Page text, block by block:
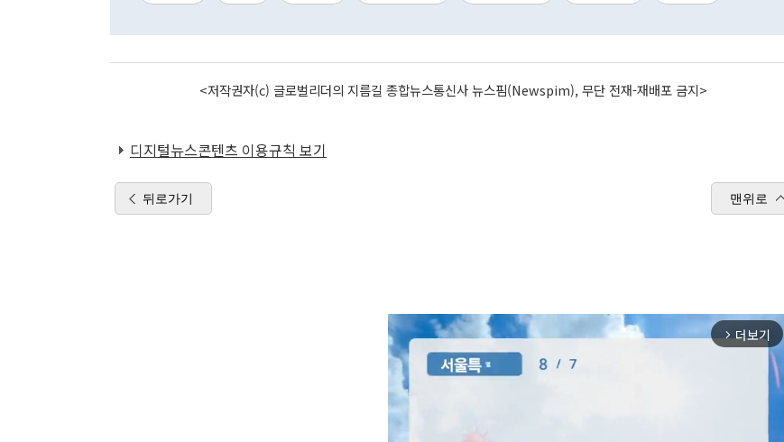
<저작권자(c) 글로벌리더의 지름길 종합뉴스통신사 뉴스핌(Newspim), 무단 전재-재배포 금지>
디지털뉴스콘텐츠 이용규칙 보기
뒤로가기 맨위로
arrow_forward_ios 더보기